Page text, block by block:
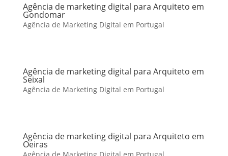
Agência de marketing digital para Arquiteto em
Gondomar
Agência de Marketing Digital em Portugal
Agência de marketing digital para Arquiteto em
Seixal
Agência de Marketing Digital em Portugal
Agência de marketing digital para Arquiteto em
Oeiras